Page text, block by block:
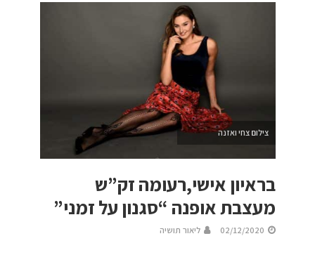
צילום צחי ואזנה
בראיון אישי,רעומה זק”ש
מעצבת אופנה “סגנון על זמני”
02/12/2020 ליאור תושיה